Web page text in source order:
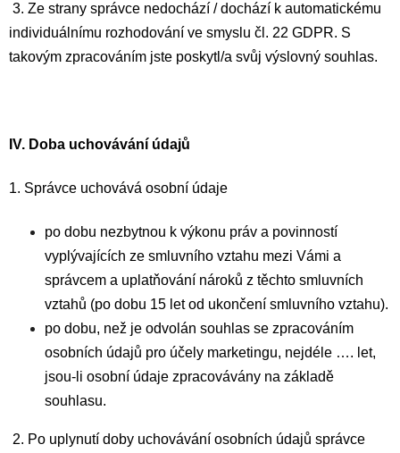
3. Ze strany správce nedochází / dochází k automatickému
individuálnímu rozhodování ve smyslu čl. 22 GDPR. S
takovým zpracováním jste poskytl/a svůj výslovný souhlas.
IV. Doba uchovávání údajů
1. Správce uchovává osobní údaje
po dobu nezbytnou k výkonu práv a povinností
vyplývajících ze smluvního vztahu mezi Vámi a
správcem a uplatňování nároků z těchto smluvních
vztahů (po dobu 15 let od ukončení smluvního vztahu).
po dobu, než je odvolán souhlas se zpracováním
osobních údajů pro účely marketingu, nejdéle …. let,
jsou-li osobní údaje zpracovávány na základě
souhlasu.
2. Po uplynutí doby uchovávání osobních údajů správce